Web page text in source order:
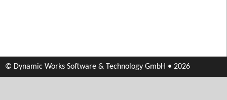
© Dynamic Works Software & Technology GmbH • 2026